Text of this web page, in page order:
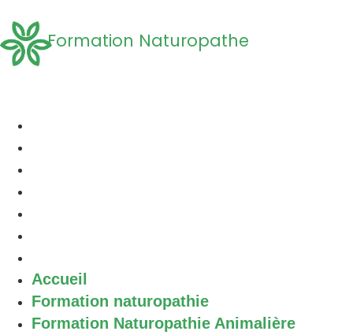
Formation Naturopathe
Accueil
Formation naturopathie
Formation Naturopathie Animalière